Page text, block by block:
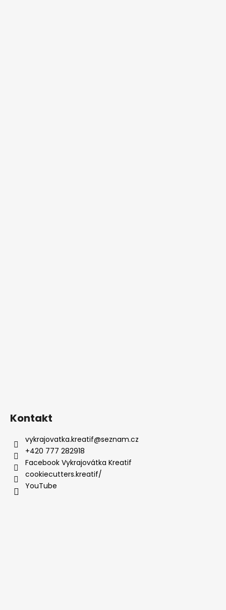
Kontakt
vykrajovatka.kreatif@seznam.cz
+420 777 282918
Facebook Vykrajovátka Kreatif
cookiecutters.kreatif/
YouTube